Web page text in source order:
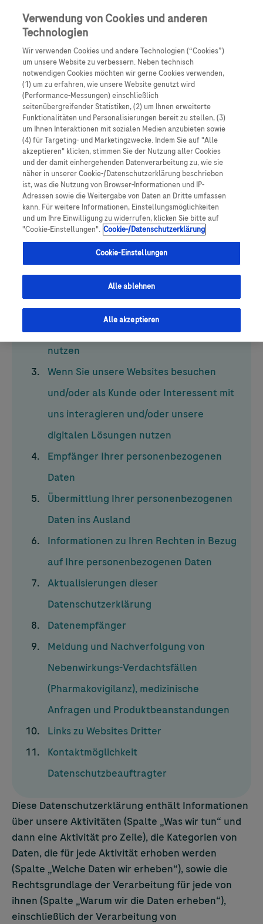
Skip navigation
Pfadnavigation
Startseite
Datenschutzerklärung
für Roche Diagnostics
Kunden, Endnutzer von
digitalen Lösungen und
Website-Besucher
(Letzte Überarbeitung: 01. März 2024 )
Mit einem Klick zum gewünschten Thema:
Wenn wir mit Ihnen als Kunde oder
Interessent in Kontakt treten
Wenn Sie unsere digitalen Lösungen
nutzen
Wenn Sie unsere Websites besuchen
und/oder als Kunde oder Interessent mit
uns interagieren und/oder unsere
digitalen Lösungen nutzen
Empfänger Ihrer personenbezogenen
Daten
Übermittlung Ihrer personenbezogenen
Daten ins Ausland
Informationen zu Ihren Rechten in Bezug
auf Ihre personenbezogenen Daten
Aktualisierungen dieser
Datenschutzerklärung
Datenempfänger
Meldung und Nachverfolgung von
Nebenwirkungs-Verdachtsfällen
(Pharmakovigilanz), medizinische
Anfragen und Produktbeanstandungen
Links zu Websites Dritter
Kontaktmöglichkeit
Datenschutzbeauftragter
Diese Datenschutzerklärung enthält Informationen
über unsere Aktivitäten (Spalte „Was wir tun“ und
dann eine Aktivität pro Zeile), die Kategorien von
Daten, die für jede Aktivität erhoben werden
(Spalte „Welche Daten wir erheben“), sowie die
Rechtsgrundlage der Verarbeitung für jede von
ihnen (Spalte „Warum wir die Daten erheben“),
einschließlich der Verarbeitung von
Verwendung von Cookies und anderen
Technologien
Wir verwenden Cookies und andere Technologien (“Cookies”)
um unsere Website zu verbessern. Neben technisch
notwendigen Cookies möchten wir gerne Cookies verwenden,
(1) um zu erfahren, wie unsere Website genutzt wird
(Performance-Messungen) einschließlich
seitenübergreifender Statistiken, (2) um Ihnen erweiterte
Funktionalitäten und Personalisierungen bereit zu stellen, (3)
um Ihnen Interaktionen mit sozialen Medien anzubieten sowie
(4) für Targeting- und Marketingzwecke. Indem Sie auf "Alle
akzeptieren" klicken, stimmen Sie der Nutzung aller Cookies
und der damit einhergehenden Datenverarbeitung zu, wie sie
näher in unserer Cookie-/Datenschutzerklärung beschrieben
ist, was die Nutzung von Browser-Informationen und IP-
Adressen sowie die Weitergabe von Daten an Dritte umfassen
kann. Für weitere Informationen, Einstellungsmöglichkeiten
und um Ihre Einwilligung zu widerrufen, klicken Sie bitte auf
"Cookie-Einstellungen". Cookie-/Datenschutzerklärung
Cookie-Einstellungen
Alle ablehnen
Alle akzeptieren